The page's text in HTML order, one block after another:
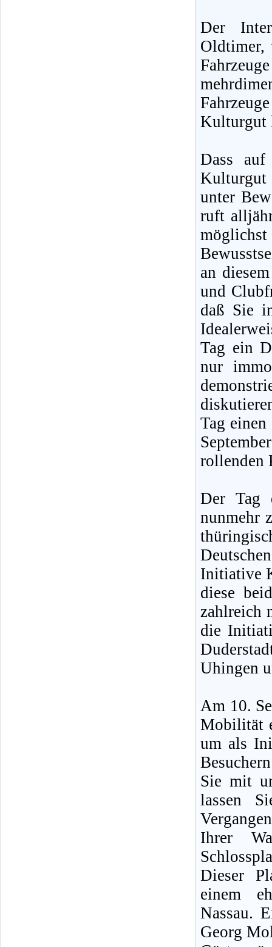
Der
Oldtimer,
Kulturgut
Dass
Kulturgut
unter
ruft
an
und
daß Sie
Tag ein
nur
Tag
rollenden
Der Tag
nunmehr
Initiative
diese
zahlreich
die
Uhingen
Am 10.
Mobilität
um als
Sie mit
lassen
Ihrer
Dieser
einem
Nassau.
Georg